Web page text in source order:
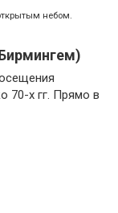
небом.
70-х гг. Прямо в